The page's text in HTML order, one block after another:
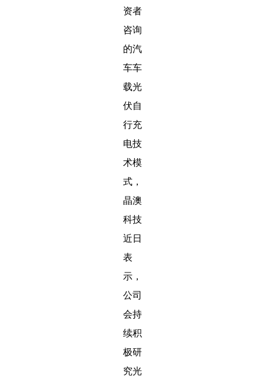
资者
咨询
的汽
车车
载光
伏自
行充
电技
术模
式，
晶澳
科技
近日
表
示，
公司
会持
续积
极研
究光